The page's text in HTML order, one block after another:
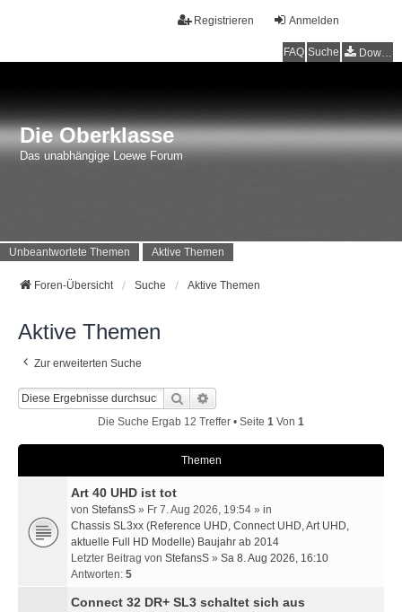
Anmelden
Registrieren
FAQ Suche Downloads
Die Oberklasse
Das unabhängige Loewe Forum
Unbeantwortete Themen Aktive Themen
Foren-Übersicht Suche Aktive Themen
Aktive Themen
Zur erweiterten Suche
Suche
Die Suche Ergab 12 Treffer • Seite 1 Von 1
Themen
Art 40 UHD ist tot
von StefansS » Fr 7. Aug 2026, 19:54 » in
Chassis SL3xx (Reference UHD, Connect UHD, Art UHD,
aktuelle Full HD Modelle) Baujahr ab 2014
Letzter Beitrag von StefansS » Sa 8. Aug 2026, 16:10
Antworten: 5
Connect 32 DR+ SL3 schaltet sich aus